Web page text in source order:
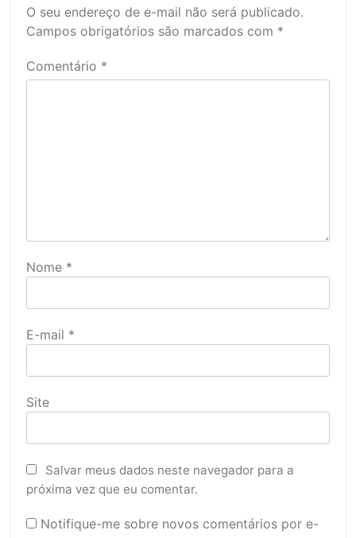
O seu endereço de e-mail não será publicado.
Campos obrigatórios são marcados com *
Comentário *
Nome *
E-mail *
Site
Salvar meus dados neste navegador para a
próxima vez que eu comentar.
Notifique-me sobre novos comentários por e-